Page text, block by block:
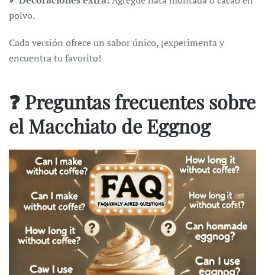
polvo.
Cada versión ofrece un sabor único, ¡experimenta y
encuentra tu favorito!
❓ Preguntas frecuentes sobre
el Macchiato de Eggnog